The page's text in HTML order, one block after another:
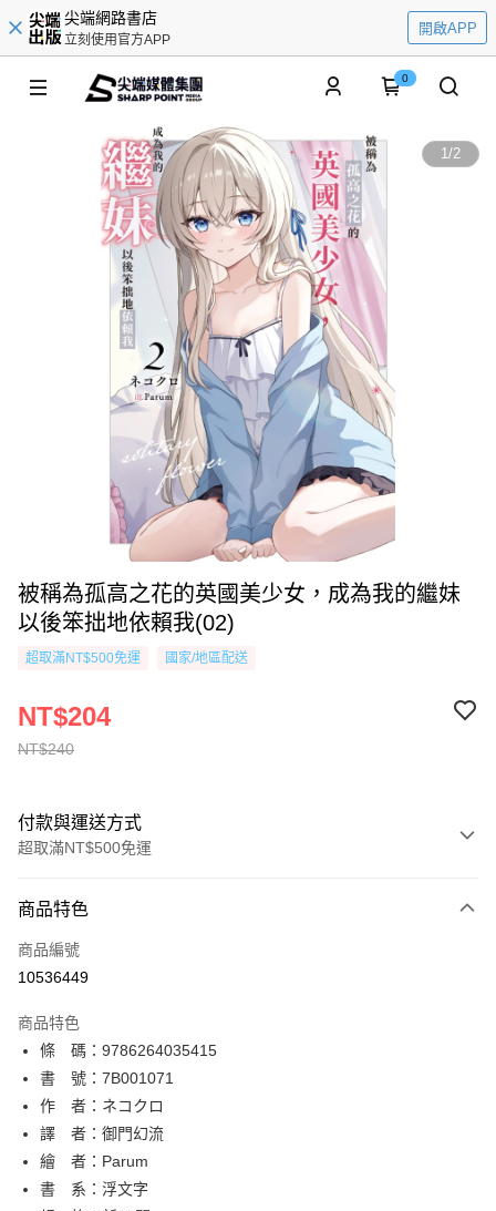
尖端網路書店
立刻使用官方APP
開啟APP
0
1/2
被稱為孤高之花的英國美少女，成為我的繼妹
以後笨拙地依賴我(02)
超取滿NT$500免運 國家/地區配送
NT$240
NT$204
付款與運送方式
超取滿NT$500免運
信用卡一次付款
超商取貨付款
相關說明
【關於「AFTEE先享後付」】
AFTEE先享後付是「在收到商品之後才付款」的支付方式。 讓您購物簡單
便利好安心！
１．簡單：不需註冊會員、不需綁卡、不需儲值。
２．便利：只要手機號碼，簡訊認證，即可結帳。
３．安心：先確認商品／服務後，再付款。
【「AFTEE先享後付」結帳流程】
ATM付款
運送方式
全家取貨付款
每筆NT$80，滿NT$500(含以上)免運費
商品特色
商品編號
10536449
商品特色
條 碼：9786264035415
書 號：7B001071
作 者：ネコクロ
譯 者：御門幻流
繪 者：Parum
書 系：浮文字